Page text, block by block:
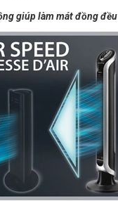
giúp làm mát đồng đều